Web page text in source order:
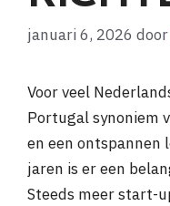
januari 6, 2026 door
Voor veel
Portugal synoniem
en een ontspannen
jaren is er een
Steeds meer start-